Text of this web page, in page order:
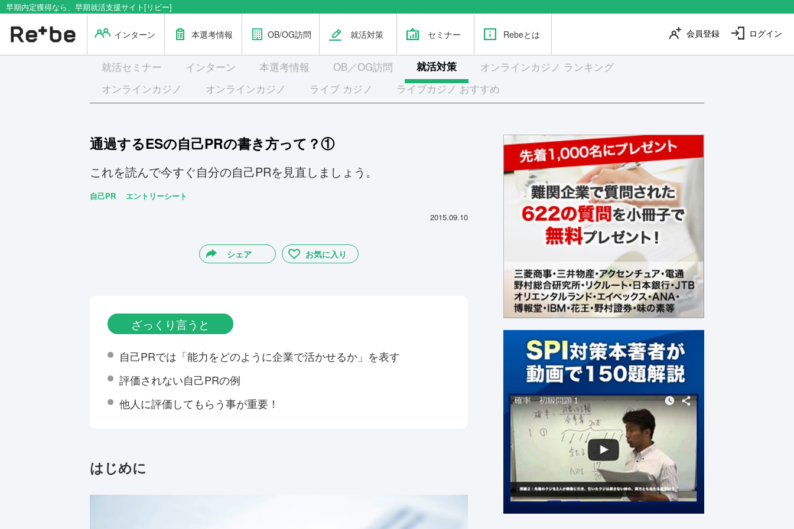
早期内定獲得なら、早期就活支援サイト[リビー]
ログイン
会員登録
インターン 本選考情報 OB/OG訪問 就活対策 セミナー Rebeとは
就活セミナー インターン 本選考情報 OB／OG訪問 就活対策
オンラインカジノ ランキング
オンラインカジノ
オンラインカジノ ライブ カジノ ライブカジノ おすすめ
通過するESの自己PRの書き方って？①
これを読んで今すぐ自分の自己PRを見直しましょう。
自己PR
エントリーシート
2015.09.10
シェア お気に入り
ざっくり言うと
自己PRでは「能力をどのように企業で活かせるか」を表す
評価されない自己PRの例
他人に評価してもらう事が重要！
はじめに